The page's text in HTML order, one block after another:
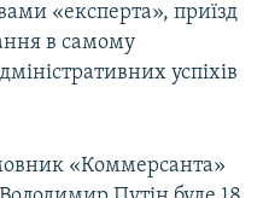
«експерта», приїзд
в самому
успіхів
«Коммерсанта»